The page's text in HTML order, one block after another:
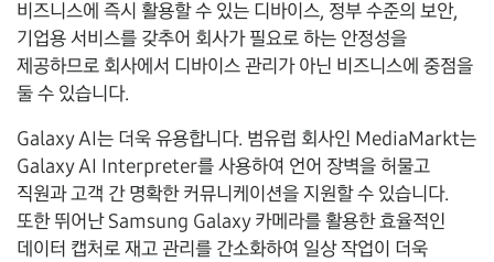
비즈니스에 즉시 활용할 수 있는 디바이스, 정부 수준의 보안,
기업용 서비스를 갖추어 회사가 필요로 하는 안정성을
제공하므로 회사에서 디바이스 관리가 아닌 비즈니스에 중점을
둘 수 있습니다.
Galaxy AI는 더욱 유용합니다. 범유럽 회사인 MediaMarkt는
Galaxy AI Interpreter를 사용하여 언어 장벽을 허물고
직원과 고객 간 명확한 커뮤니케이션을 지원할 수 있습니다.
또한 뛰어난 Samsung Galaxy 카메라를 활용한 효율적인
데이터 캡처로 재고 관리를 간소화하여 일상 작업이 더욱